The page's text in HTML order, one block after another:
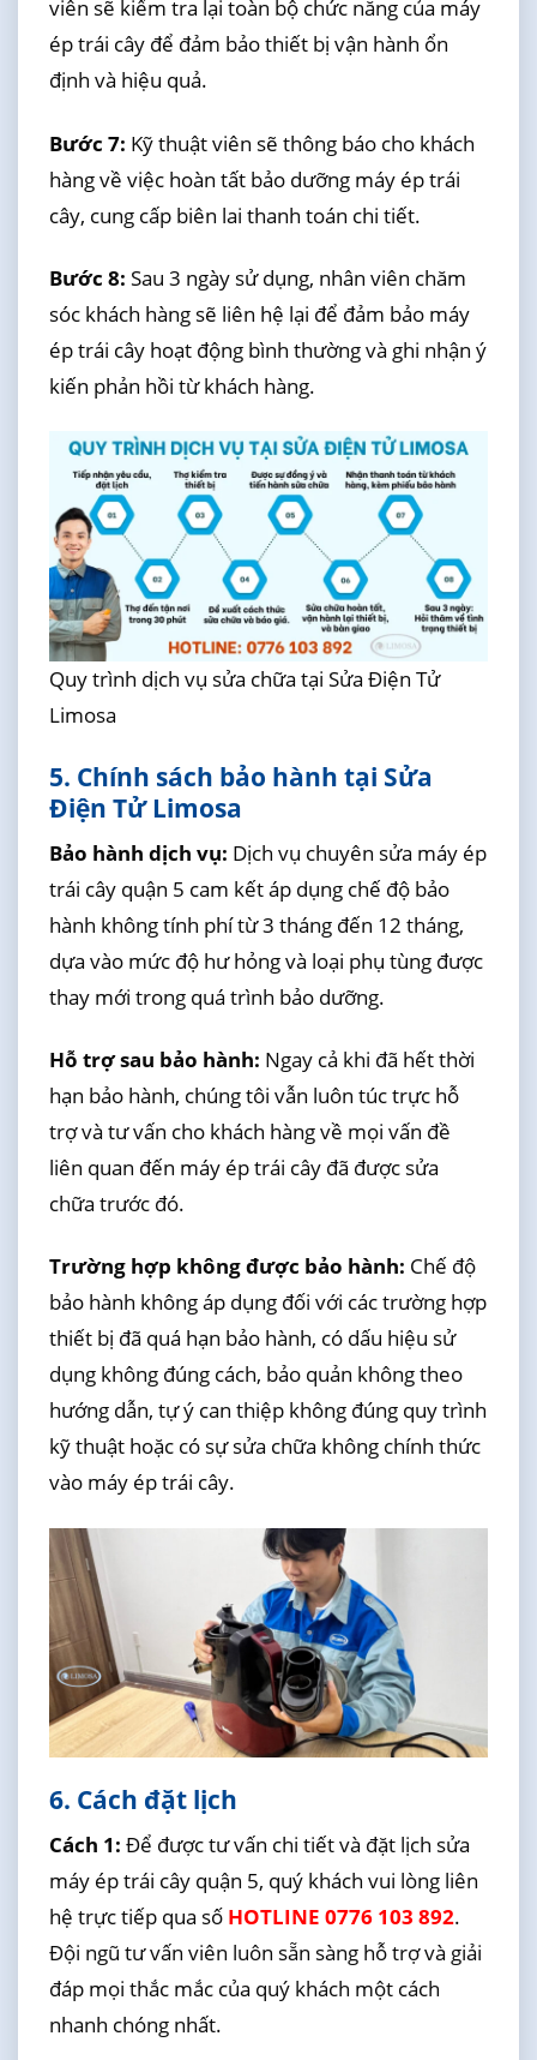
viên sẽ kiểm tra lại toàn bộ chức năng của máy
ép trái cây để đảm bảo thiết bị vận hành ổn
định và hiệu quả.
Bước 7: Kỹ thuật viên sẽ thông báo cho khách
hàng về việc hoàn tất bảo dưỡng máy ép trái
cây, cung cấp biên lai thanh toán chi tiết.
Bước 8: Sau 3 ngày sử dụng, nhân viên chăm
sóc khách hàng sẽ liên hệ lại để đảm bảo máy
ép trái cây hoạt động bình thường và ghi nhận ý
kiến phản hồi từ khách hàng.
Quy trình dịch vụ sửa chữa tại Sửa Điện Tử
Limosa
5. Chính sách bảo hành tại Sửa
Điện Tử Limosa
Bảo hành dịch vụ: Dịch vụ chuyên sửa máy ép
trái cây quận 5 cam kết áp dụng chế độ bảo
hành không tính phí từ 3 tháng đến 12 tháng,
dựa vào mức độ hư hỏng và loại phụ tùng được
thay mới trong quá trình bảo dưỡng.
Hỗ trợ sau bảo hành: Ngay cả khi đã hết thời
hạn bảo hành, chúng tôi vẫn luôn túc trực hỗ
trợ và tư vấn cho khách hàng về mọi vấn đề
liên quan đến máy ép trái cây đã được sửa
chữa trước đó.
Trường hợp không được bảo hành: Chế độ
bảo hành không áp dụng đối với các trường hợp
thiết bị đã quá hạn bảo hành, có dấu hiệu sử
dụng không đúng cách, bảo quản không theo
hướng dẫn, tự ý can thiệp không đúng quy trình
kỹ thuật hoặc có sự sửa chữa không chính thức
vào máy ép trái cây.
6. Cách đặt lịch
Cách 1: Để được tư vấn chi tiết và đặt lịch sửa
máy ép trái cây quận 5, quý khách vui lòng liên
hệ trực tiếp qua số HOTLINE 0776 103 892.
Đội ngũ tư vấn viên luôn sẵn sàng hỗ trợ và giải
đáp mọi thắc mắc của quý khách một cách
nhanh chóng nhất.